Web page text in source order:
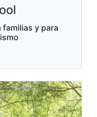
familias y para